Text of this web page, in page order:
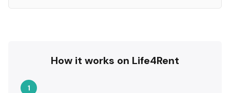
How it works on Life4Rent
1